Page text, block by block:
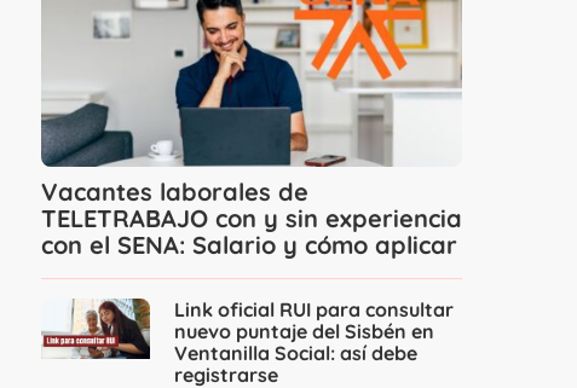
Vacantes laborales de
TELETRABAJO con y sin experiencia
con el SENA: Salario y cómo aplicar
Link oficial RUI para consultar
nuevo puntaje del Sisbén en
Ventanilla Social: así debe
registrarse